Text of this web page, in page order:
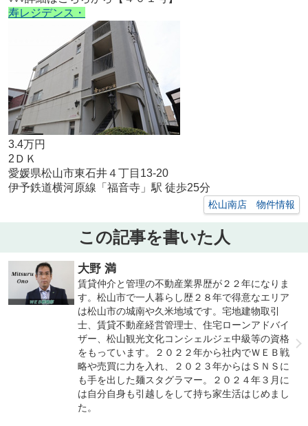
寿レジデンス・
3.4万円
2ＤＫ
愛媛県松山市東石井４丁目13-20
伊予鉄道横河原線「福音寺」駅 徒歩25分
松山南店 物件情報
この記事を書いた人
大野 満
賃貸仲介と管理の不動産業界歴が２２年になりま
す。松山市で一人暮らし歴２８年で得意なエリア
は松山市の城南や久米地域です。宅地建物取引
士、賃貸不動産経営管理士、住宅ローンアドバイ
ザー、松山観光文化コンシェルジェ中級等の資格
をもっています。２０２２年から社内でＷＥＢ戦
略や売買に力を入れ、２０２３年からはＳＮＳに
も手を出した麺スタグラマー。２０２４年３月に
は自分自身も引越しをして持ち家生活はじめまし
た。